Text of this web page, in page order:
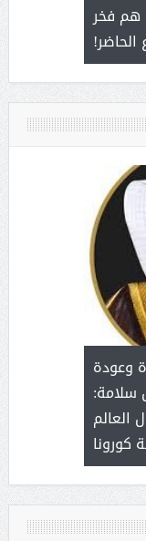
سلمان
هم فخر
مع
بنت
وعودة
سلامة:
العالم